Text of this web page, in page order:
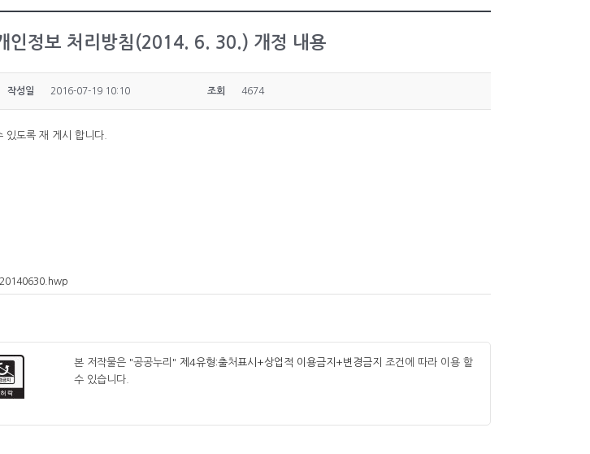
인정보 처리방침(2014. 6. 30.) 개정 내용
작성일 2016-07-19 10:10 조회 4674
있도록 재 게시 합니다.
본 저작물은 "공공누리" 제4유형:출처표시+상업적 이용금지+변경금지 조건에 따라 이용 할
수 있습니다.